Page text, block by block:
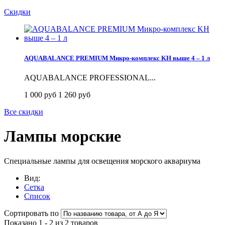
Скидки
AQUABALANCE PREMIUM Микро-комплекс KH выше 4 – 1 л
AQUABALANCE PROFESSIONAL...
1 000 руб 1 260 руб
Все скидки
Лампы морские
Специальные лампы для освещения морского аквариума
Вид:
Сетка
Список
Сортировать по
Показано 1 - 2 из 2 товаров